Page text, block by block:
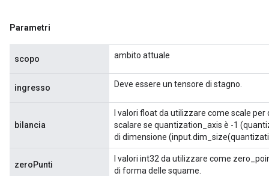
Parametri
scopo ambito attuale
ingresso Deve essere un tensore di stagno.
bilancia
I valori float da utilizzare come scale
scalare se quantization_axis è -1
di dimensione
zeroPunti
I valori int32 da utilizzare come
di forma delle squame.